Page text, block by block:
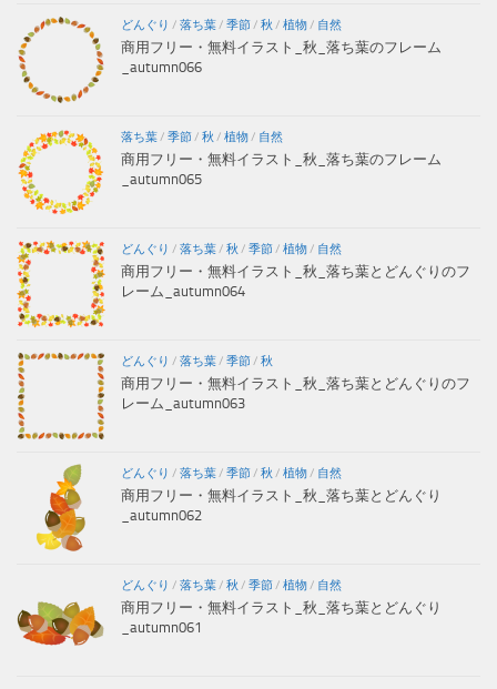
どんぐり / 落ち葉 / 季節 / 秋 / 植物 / 自然
商用フリー・無料イラスト_秋_落ち葉のフレーム
_autumn066
落ち葉 / 季節 / 秋 / 植物 / 自然
商用フリー・無料イラスト_秋_落ち葉のフレーム
_autumn065
どんぐり / 落ち葉 / 秋 / 季節 / 植物 / 自然
商用フリー・無料イラスト_秋_落ち葉とどんぐりのフ
レーム_autumn064
どんぐり / 落ち葉 / 季節 / 秋
商用フリー・無料イラスト_秋_落ち葉とどんぐりのフ
レーム_autumn063
どんぐり / 落ち葉 / 季節 / 秋 / 植物 / 自然
商用フリー・無料イラスト_秋_落ち葉とどんぐり
_autumn062
どんぐり / 落ち葉 / 秋 / 季節 / 植物 / 自然
商用フリー・無料イラスト_秋_落ち葉とどんぐり
_autumn061